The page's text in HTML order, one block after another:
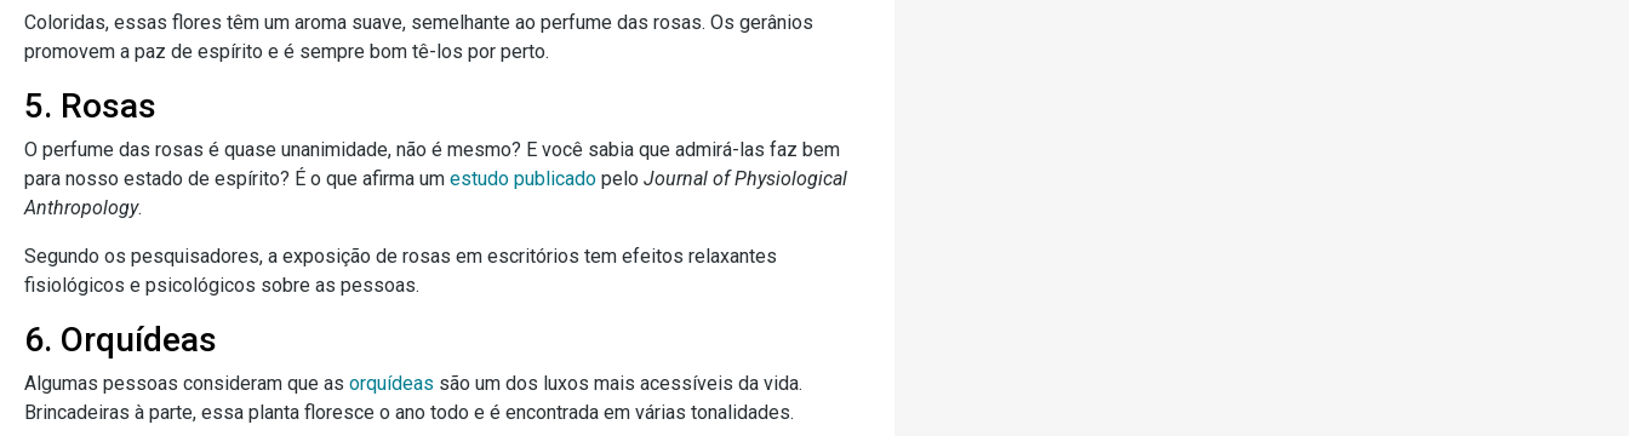
Coloridas, essas flores têm um aroma suave, semelhante ao perfume das rosas. Os gerânios
promovem a paz de espírito e é sempre bom tê-los por perto.
5. Rosas
O perfume das rosas é quase unanimidade, não é mesmo? E você sabia que admirá-las faz bem
para nosso estado de espírito? É o que afirma um estudo publicado pelo Journal of Physiological
Anthropology.
Segundo os pesquisadores, a exposição de rosas em escritórios tem efeitos relaxantes
fisiológicos e psicológicos sobre as pessoas.
6. Orquídeas
Algumas pessoas consideram que as orquídeas são um dos luxos mais acessíveis da vida.
Brincadeiras à parte, essa planta floresce o ano todo e é encontrada em várias tonalidades.